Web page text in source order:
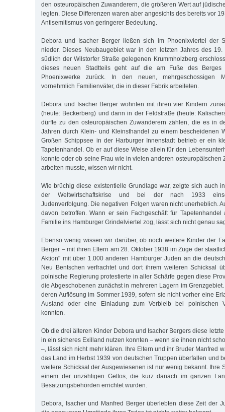
den osteuropäischen Zuwanderern, die größeren Wert auf
legten. Diese Differenzen waren aber angesichts des bereits vor
Antisemitismus von geringerer Bedeutung.
Debora und Isacher Berger ließen sich im Phoenixviertel der
nieder. Dieses Neubaugebiet war in den letzten Jahres des 19.
südlich der Wilstorfer Straße gelegenen Krummholzberg
dieses neuen Stadtteils geht auf die am Fuße des Berges
Phoenixwerke zurück. In den neuen, mehrgeschossigen
vornehmlich Familienväter, die in dieser Fabrik arbeiteten.
Debora und Isacher Berger wohnten mit ihren vier Kindern
(heute: Beckerberg) und dann in der Feldstraße (heute:
dürfte zu den osteuropäischen Zuwanderern zählen, die es in
Jahren durch Klein- und Kleinsthandel zu einem bescheidenen
Großen Schippsee in der Harburger Innenstadt betrieb er ein
Tapetenhandel. Ob er auf diese Weise allein für den
konnte oder ob seine Frau wie in vielen anderen osteuropäischen
arbeiten musste, wissen wir nicht.
Wie brüchig diese existentielle Grundlage war, zeigte sich auch
der Weltwirtschaftskrise und bei der nach 1933
Judenverfolgung. Die negativen Folgen waren nicht unerheblich.
davon betroffen. Wann er sein Fachgeschäft für
Familie ins Hamburger Grindelviertel zog, lässt sich nicht genau
Ebenso wenig wissen wir darüber, ob noch weitere Kinder der
Berger – mit ihren Eltern am 28. Oktober 1938 im Zuge der
Aktion" mit über 1.000 anderen Hamburger Juden an die
Neu Bentschen verfrachtet und dort ihrem weiteren Schicksal
polnische Regierung protestierte in aller Schärfe gegen diese
die Abgeschobenen zunächst in mehreren Lagern im
deren Auflösung im Sommer 1939, sofern sie nicht vorher eine
Ausland oder eine Einladung zum Verbleib bei polnischen
konnten.
Ob die drei älteren Kinder Debora und Isacher Bergers diese
in ein sicheres Exilland nutzen konnten – wenn sie ihnen nicht
–, lässt sich nicht mehr klären. Ihre Eltern und ihr Bruder Manfred
das Land im Herbst 1939 von deutschen Truppen überfallen und
weitere Schicksal der Ausgewiesenen ist nur wenig bekannt. Ihre
einem der unzähligen Gettos, die kurz danach im ganzen
Besatzungsbehörden errichtet wurden.
Debora, Isacher und Manfred Berger überlebten diese Zeit der